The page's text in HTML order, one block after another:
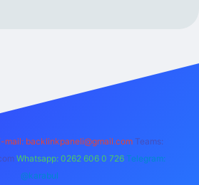
mail: backlinkpaneli@gmail.com Teams:
Whatsapp: 0262 606 0 726 Telegram:
@karabul